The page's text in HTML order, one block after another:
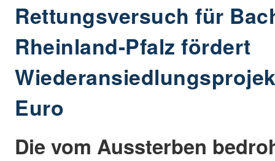
Rettungsversuch für
Rheinland-Pfalz fördert
Euro
Die vom Aussterben